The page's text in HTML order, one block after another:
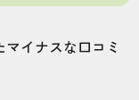
イナスな口コミ